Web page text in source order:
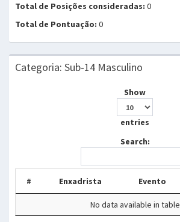
Total de Posições consideradas: 0
Total de Pontuação: 0
Categoria: Sub-14 Masculino
Show
entries
Search:
# Enxadrista Evento
No data available in table